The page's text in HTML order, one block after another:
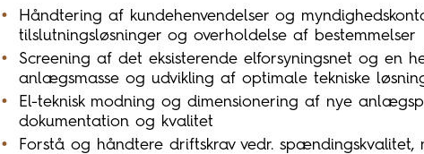
Håndtering af kundehenvendelser og
tilslutningsløsninger og overholdelse af bestemmelser
Screening af det eksisterende elforsyningsnet og en
anlægsmasse og udvikling af optimale tekniske
El-teknisk modning og dimensionering af nye
dokumentation og kvalitet
Forstå og håndtere driftskrav vedr. spændingskvalitet,